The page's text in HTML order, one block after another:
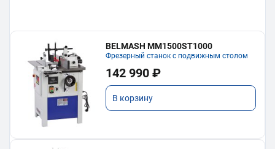
BELMASH MM1500ST1000
Фрезерный станок с подвижным столом
142 990 ₽
В корзину